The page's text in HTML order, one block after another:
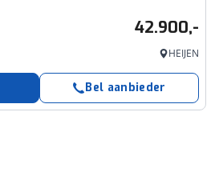
42.900,-
HEIJEN
Bel aanbieder